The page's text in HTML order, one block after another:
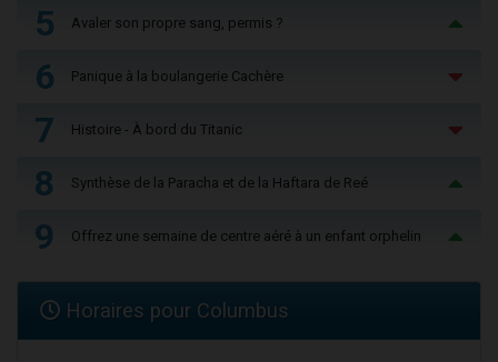
5 Avaler son propre sang, permis ?
6 Panique à la boulangerie Cachère
7 Histoire - À bord du Titanic
8 Synthèse de la Paracha et de la Haftara de Reé
9 Offrez une semaine de centre aéré à un enfant orphelin
Horaires pour Columbus